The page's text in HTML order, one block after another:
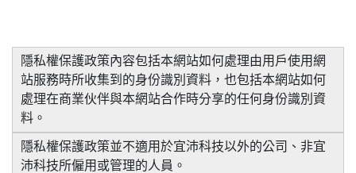
隱私權保護政策內容包括本網站如何處理由用戶使用網
站服務時所收集到的身份識別資料，也包括本網站如何
處理在商業伙伴與本網站合作時分享的任何身份識別資
料。
隱私權保護政策並不適用於宜沛科技以外的公司、非宜
沛科技所僱用或管理的人員。